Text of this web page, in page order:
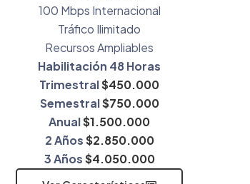
100 Mbps Internacional
Tráfico Ilimitado
Recursos Ampliables
Habilitación 48 Horas
Trimestral$450.000
Semestral$750.000
Anual$1.500.000
2 Años$2.850.000
3 Años$4.050.000